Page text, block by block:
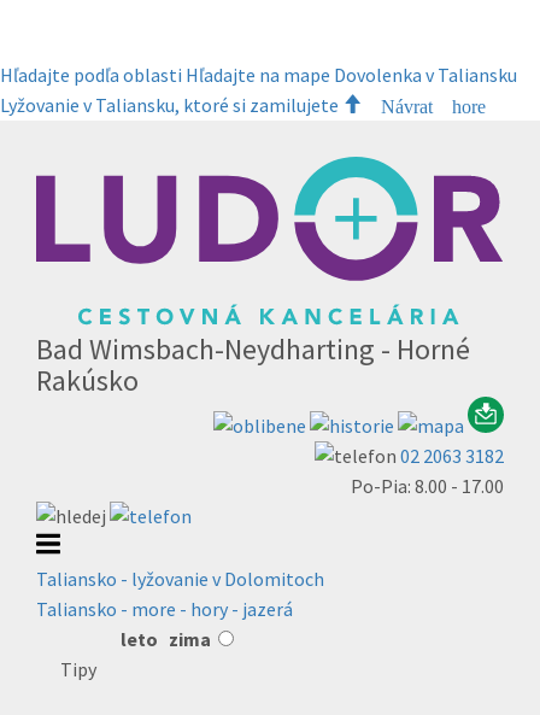
Hľadajte podľa oblasti Hľadajte na mape Dovolenka v Taliansku
Lyžovanie v Taliansku, ktoré si zamilujete
Návrat hore
Bad Wimsbach-Neydharting - Horné
Rakúsko
02 2063 3182
Po-Pia: 8.00 - 17.00
Taliansko - lyžovanie v Dolomitoch
Taliansko - more - hory - jazerá
leto zima
Tipy